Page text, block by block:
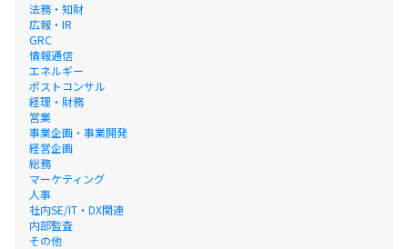
法務・知財
広報・IR
GRC
情報通信
エネルギー
ポストコンサル
経理・財務
営業
事業企画・事業開発
経営企画
総務
マーケティング
人事
社内SE/IT・DX関連
内部監査
その他